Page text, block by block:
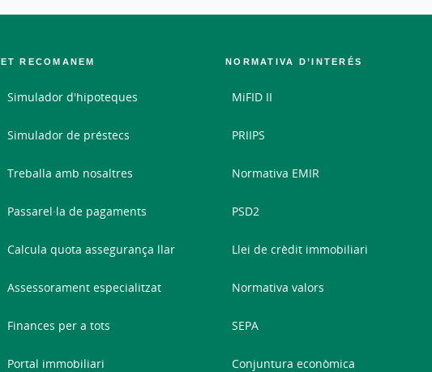
ET RECOMANEM
Simulador d'hipoteques
Simulador de préstecs
Treballa amb nosaltres
Passarel·la de pagaments
Calcula quota assegurança llar
Assessorament especialitzat
Finances per a tots
Portal immobiliari
NORMATIVA D’INTERÉS
MiFID II
PRIIPS
Normativa EMIR
PSD2
Llei de crèdit immobiliari
Normativa valors
SEPA
Conjuntura econòmica